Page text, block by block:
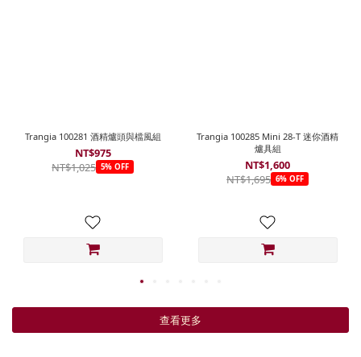
Trangia 100281 酒精爐頭與檔風組
NT$975
NT$1,025 5% OFF
Trangia 100285 Mini 28-T 迷你酒精
爐具組
NT$1,600
NT$1,695 6% OFF
查看更多